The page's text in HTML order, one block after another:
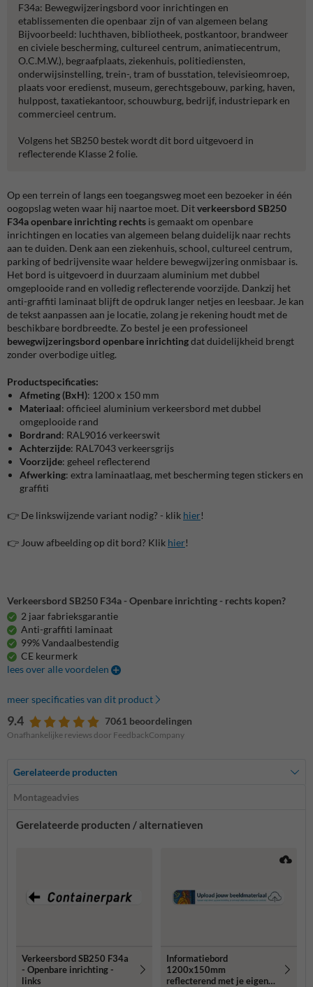
F34a: Bewegwijzeringsbord voor inrichtingen en
etablissementen die openbaar zijn of van algemeen belang
Bijvoorbeeld: luchthaven, bibliotheek, postkantoor, brandweer
en civiele bescherming, cultureel centrum, animatiecentrum,
O.C.M.W.), begraafplaats, ziekenhuis, politiediensten,
onderwijsinstelling, trein-, tram of busstation, televisieomroep,
plaats voor eredienst, museum, gerechtsgebouw, parking, haven,
hulppost, taxatiekantoor, schouwburg, bedrijf, industriepark en
commercieel centrum.
Volgens het SB250 bestek wordt dit bord uitgevoerd in
reflecterende Klasse 2 folie.
Op een terrein of langs een toegangsweg moet een bezoeker in één
oogopslag weten waar hij naartoe moet. Ditverkeersbord SB250
F34a openbare inrichting rechts is gemaakt om openbare
inrichtingen en locaties van algemeen belang duidelijk naar rechts
aan te duiden. Denk aan een ziekenhuis, school, cultureel centrum,
parking of bedrijvensite waar heldere bewegwijzering onmisbaar is.
Het bord is uitgevoerd in duurzaam aluminium met dubbel
omgeplooide rand en volledig reflecterende voorzijde. Dankzij het
anti-graffiti laminaat blijft de opdruk langer netjes en leesbaar. Je kan
de tekst aanpassen aan je locatie, zolang je rekening houdt met de
beschikbare bordbreedte. Zo bestel je een professioneel
bewegwijzeringsbord openbare inrichtingdat duidelijkheid brengt
zonder overbodige uitleg.
Productspecificaties:
Afmeting (BxH): 1200 x 150 mm
Materiaal: officieel aluminium verkeersbord met dubbel
omgeplooide rand
Bordrand: RAL9016 verkeerswit
Achterzijde: RAL7043 verkeersgrijs
Voorzijde: geheel reflecterend
Afwerking: extra laminaatlaag, met bescherming tegen stickers en
graffiti
👉 De linkswijzende variant nodig? - klik hier!
👉 Jouw afbeelding op dit bord? Klik hier!
Verkeersbord SB250 F34a - Openbare inrichting - rechts kopen?
2 jaar fabrieksgarantie
Anti-graffiti laminaat
99% Vandaalbestendig
CE keurmerk
lees over alle voordelen
meer specificaties van dit product
9.4 7061 beoordelingen
Onafhankelijke reviews door FeedbackCompany
Gerelateerde producten
Montageadvies
Gerelateerde producten / alternatieven
Verkeersbord SB250 F34a
- Openbare inrichting -
links
Informatiebord
1200x150mm
reflecterend met je eigen